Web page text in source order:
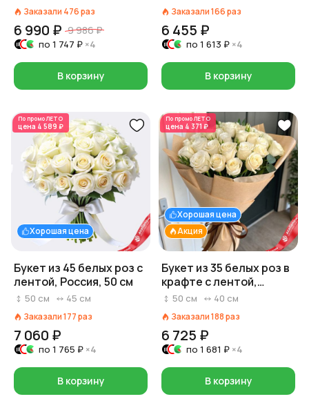
Заказали 476раз
6 990 ₽ 9 986 ₽
по 1 747 ₽ ×4
В корзину
Заказали166раз
6 455 ₽
по 1 613 ₽ ×4
В корзину
По промоЛЕТО
цена 4 589 ₽
Хорошая цена
Букет из 45 белых роз с
лентой, Россия, 50 см
50 см 45 см
Заказали177раз
7 060 ₽
по 1 765 ₽ ×4
В корзину
По промоЛЕТО
цена 4 371 ₽
Акция
Хорошая цена
Букет из 35 белых роз в
крафте с лентой,
Россия, 50 см
50 см 40 см
Заказали188раз
6 725 ₽
по 1 681 ₽ ×4
В корзину